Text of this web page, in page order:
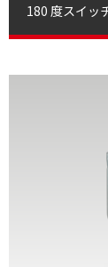
180 度スイッ